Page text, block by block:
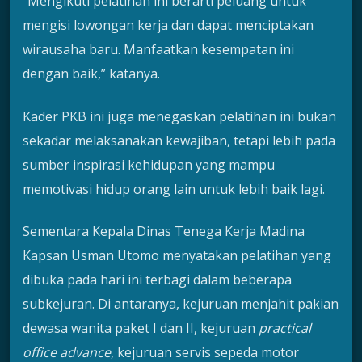
mengisi lowongan kerja dan dapat menciptakan
wirausaha baru. Manfaatkan kesempatan ini
dengan baik,” katanya.
Kader PKB ini juga menegaskan pelatihan ini bukan
sekadar melaksanakan kewajiban, tetapi lebih pada
sumber inspirasi kehidupan yang mampu
memotivasi hidup orang lain untuk lebih baik lagi.
Sementara Kepala Dinas Tenega Kerja Madina
Kapsan Usman Utomo menyatakan pelatihan yang
dibuka pada hari ini terbagi dalam beberapa
subkejuran. Di antaranya, kejuruan menjahit pakian
dewasa wanita paket I dan II, kejuruan practical
office advance, kejuruan servis sepeda motor